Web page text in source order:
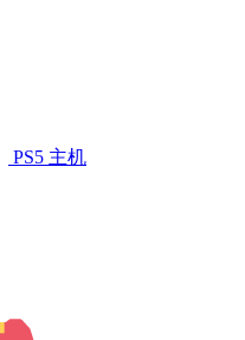
PS5 主机